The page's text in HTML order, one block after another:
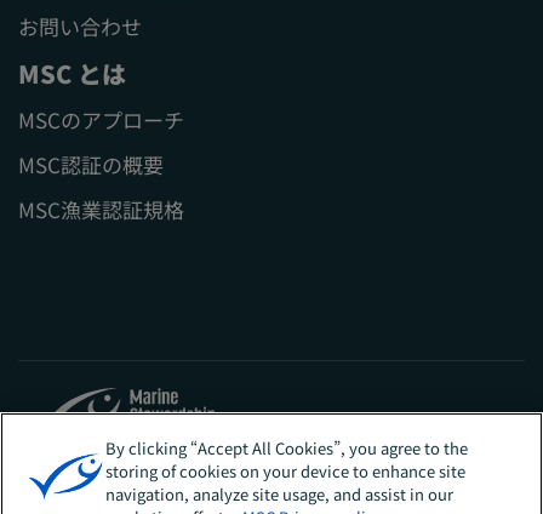
お問い合わせ
MSC とは
MSCのアプローチ
MSC認証の概要
MSC漁業認証規格
Sites
日本
By clicking “Accept All Cookies”, you agree to the
storing of cookies on your device to enhance site
navigation, analyze site usage, and assist in our